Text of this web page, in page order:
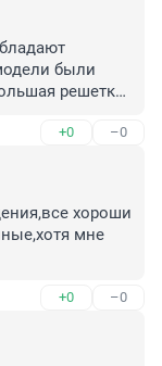
были
решетка
в
и им не
А раньше
годы. Да и
+0 –0
хороши
мне
+0 –0